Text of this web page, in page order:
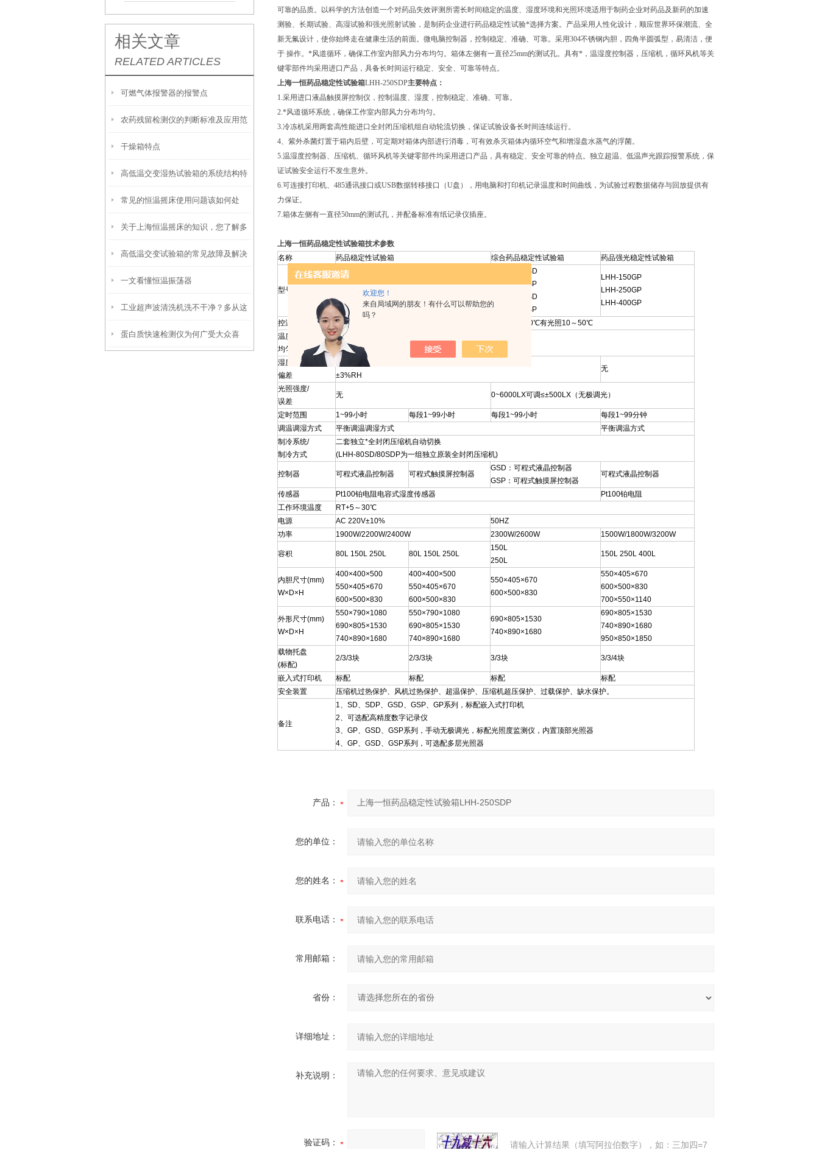
欢迎您！
来自局域网的朋友！有什么可以帮助您的
吗？
相关文章
RELATED ARTICLES
可燃气体报警器的报警点
农药残留检测仪的判断标准及应用范
围
干燥箱特点
高低温交变湿热试验箱的系统结构特
点介绍
常见的恒温摇床使用问题该如何处
理？
关于上海恒温摇床的知识，您了解多
少？
高低温交变试验箱的常见故障及解决
方法
一文看懂恒温振荡器
工业超声波清洗机洗不干净？多从这
些方面找原因
蛋白质快速检测仪为何广受大众喜
可靠的品质。以科学的方法创造一个对药品失效评测所需长时间稳定的温度、湿度环境和光照环境适用于制药企业对药品及新药的加速
测验、长期试验、高湿试验和强光照射试验，是制药企业进行药品稳定性试验*选择方案。产品采用人性化设计，顺应世界环保潮流、全
新无氟设计，使你始终走在健康生活的前面。微电脑控制器，控制稳定、准确、可靠。采用304不锈钢内胆，四角半圆弧型，易清洁，便
于 操作。*风道循环，确保工作室内部风力分布均匀。箱体左侧有一直径25mm的测试孔。具有*，温湿度控制器，压缩机，循环风机等关
键零部件均采用进口产品，具备长时间运行稳定、安全、可靠等特点。
上海一恒药品稳定性试验箱LHH-250SDP主要特点：
1.采用进口液晶触摸屏控制仪，控制温度、湿度，控制稳定、准确、可靠。
2.*风道循环系统，确保工作室内部风力分布均匀。
3.冷冻机采用两套高性能进口全封闭压缩机组自动轮流切换，保证试验设备长时间连续运行。
4、紫外杀菌灯置于箱内后壁，可定期对箱体内部进行消毒，可有效杀灭箱体内循环空气和增湿盘水蒸气的浮菌。
5.温湿度控制器、压缩机、循环风机等关键零部件均采用进口产品，具有稳定、安全可靠的特点。独立超温、低温声光跟踪报警系统，保
证试验安全运行不发生意外。
6.可连接打印机、485通讯接口或USB数据转移接口（U盘），用电脑和打印机记录温度和时间曲线，为试验过程数据储存与回放提供有
力保证。
7.箱体左侧有一直径50mm的测试孔，并配备标准有纸记录仪插座。
上海一恒药品稳定性试验箱技术参数
名称
药品稳定性试验箱 综合药品稳定性试验箱 药品强光稳定性试验箱
型号
LHH-80SD
LHH-150SD
LHH-250SD
LHH-250SDP
LHH-150GSD
LHH-150GSP
LHH-250GSD
LHH-250GSP
LHH-150GP
LHH-250GP
LHH-400GP
控温范围 0~65℃
无光照4～50℃有光照10～50℃
温度波动度/
均匀度
±0.5℃/±2℃
湿度范围/
偏差
40~95%RH/
±3%RH
无
光照强度/
误差
无 0~6000LX可调≤±500LX（无极调光）
定时范围 1~99小时 每段1~99小时 每段1~99小时
每段1~99分钟
调温调湿方式
平衡调温调湿方式
平衡调温方式
制冷系统/
制冷方式
二套独立*全封闭压缩机自动切换
(LHH-80SD/80SDP为一组独立原装全封闭压缩机)
控制器 可程式液晶控制器 可程式触摸屏控制器
GSD：可程式液晶控制器
GSP：可程式触摸屏控制器
可程式液晶控制器
传感器 Pt100铂电阻电容式湿度传感器
Pt100铂电阻
工作环境温度
RT+5～30℃
电源
AC 220V±10%
50HZ
功率
1900W/2200W/2400W 2300W/2600W 1500W/1800W/3200W
容积 80L 150L 250L 80L 150L 250L
150L
250L
150L 250L 400L
内胆尺寸(mm)
W×D×H
400×400×500
550×405×670
600×500×830
400×400×500
550×405×670
600×500×830
550×405×670
600×500×830
550×405×670
600×500×830
700×550×1140
外形尺寸(mm)
W×D×H
550×790×1080
690×805×1530
740×890×1680
550×790×1080
690×805×1530
740×890×1680
690×805×1530
740×890×1680
690×805×1530
740×890×1680
950×850×1850
载物托盘
(标配)
2/3/3块 2/3/3块 3/3块 3/3/4块
嵌入式打印机 标配 标配 标配
标配
安全装置
压缩机过热保护、风机过热保护、超温保护、压缩机超压保护、过载保护、缺水保护。
备注
1、SD、SDP、GSD、GSP、GP系列，标配嵌入式打印机
2、可选配高精度数字记录仪
3、GP、GSD、GSP系列，手动无极调光，标配光照度监测仪，内置顶部光照器
4、GP、GSD、GSP系列，可选配多层光照器
产品：
您的单位：
您的姓名：
联系电话：
常用邮箱：
省份：
详细地址：
补充说明：
验证码： 请输入计算结果（填写阿拉伯数字），如：三加四=7